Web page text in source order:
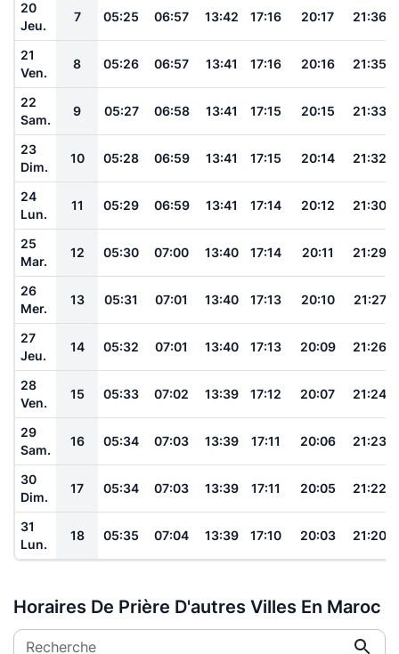
20
Jeu.
7 05:25 06:57 13:42 17:16 20:17 21:36
21
Ven.
8 05:26 06:57 13:41 17:16 20:16 21:35
22
Sam.
9 05:27 06:58 13:41 17:15 20:15 21:33
23
Dim.
10 05:28 06:59 13:41 17:15 20:14 21:32
24
Lun.
11 05:29 06:59 13:41 17:14 20:12 21:30
25
Mar.
12 05:30 07:00 13:40 17:14 20:11 21:29
26
Mer.
13 05:31 07:01 13:40 17:13 20:10 21:27
27
Jeu.
14 05:32 07:01 13:40 17:13 20:09 21:26
28
Ven.
15 05:33 07:02 13:39 17:12 20:07 21:24
29
Sam.
16 05:34 07:03 13:39 17:11 20:06 21:23
30
Dim.
17 05:34 07:03 13:39 17:11 20:05 21:22
31
Lun.
18 05:35 07:04 13:39 17:10 20:03 21:20
Horaires De Prière D'autres Villes En Maroc
Recherche